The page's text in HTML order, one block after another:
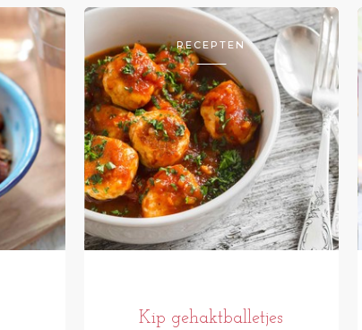
RECEPTEN
Kip gehaktballetjes